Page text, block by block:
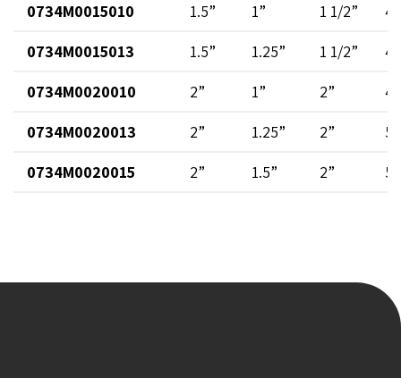
0734M0015010
1.5” 1” 1 1/2”
0734M0015013
1.5” 1.25” 1 1/2”
0734M0020010
2” 1” 2”
0734M0020013
2” 1.25” 2”
0734M0020015
2” 1.5” 2”